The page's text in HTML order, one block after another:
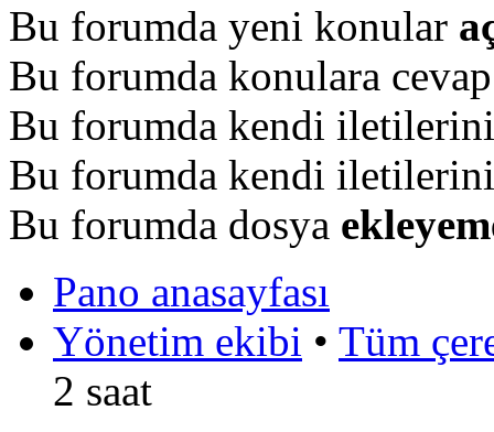
Bu forumda yeni konular
Bu forumda konulara
Bu forumda kendi
Bu forumda kendi
Bu forumda dosya
Pano anasayfası
Yönetim ekibi • Tüm
2 saat